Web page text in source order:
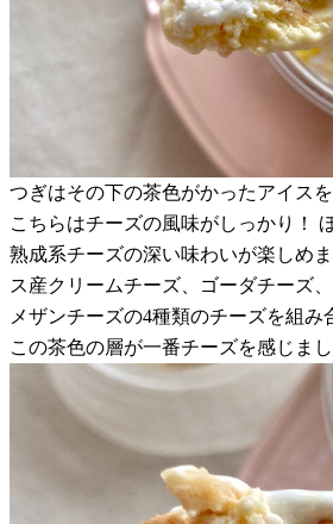
つぎはその下の茶色がかったアイスを
こちらはチーズの風味がしっかり！
熟成系チーズの深い味わいが楽しめ
ス産クリームチーズ、ゴーダチーズ
メザンチーズの4種類のチーズを組み
この茶色の層が一番チーズを感じまし